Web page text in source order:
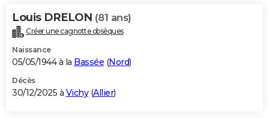
Louis DRELON (81 ans)
Créer une cagnotte obsèques
Naissance
05/05/1944 à la Bassée (Nord)
Décès
30/12/2025 à Vichy(Allier)